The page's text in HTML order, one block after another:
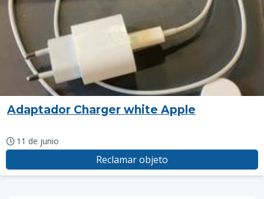
Adaptador Charger white Apple
11 de junio
Reclamar objeto